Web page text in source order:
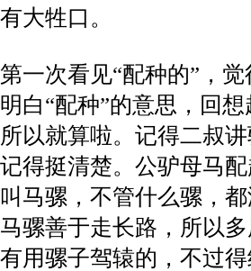
大牲口。
一次看见“配种的”，
白“配种”的意思，回
以就算啦。记得二叔
得挺清楚。公驴母马
马骡，不管什么骡，
骡善于走长路，所以
用骡子驾辕的，不过